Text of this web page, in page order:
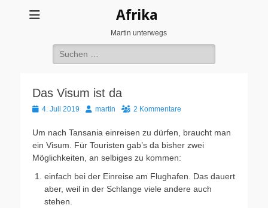
Afrika
Martin unterwegs
Suchen
nach:
Das Visum ist da
Veröffentlicht
4. Juli 2019 Autormartin 2 Kommentare
Um nach Tansania einreisen zu dürfen, braucht man
ein Visum. Für Touristen gab’s da bisher zwei
Möglichkeiten, an selbiges zu kommen:
einfach bei der Einreise am Flughafen. Das dauert
aber, weil in der Schlange viele andere auch
stehen.